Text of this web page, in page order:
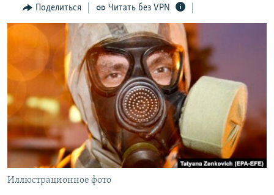
ТЕЛЕПРОЕКТ КРЫМ.РЕАЛИИ
СОВЕТЫ ПРАВОЗАЩИТНИКОВ
ПРОПАВШИЕ БЕЗ ВЕСТИ
ПОБЕДИТЕЛЕЙ НЕ СУДЯТ?
КРЫМ.НЕПОКОРЕННЫЙ
УКРАИНСКАЯ ПРОБЛЕМА КРЫМА
Qırımtatar
ПРИСОЕДИНЯЙТЕСЬ!
Все сайты RFE/RL
Поделиться Читать без VPN
Иллюстрационное фото